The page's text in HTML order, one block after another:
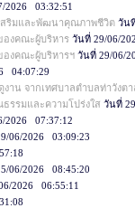
2026 03:32:51
สริมและพัฒนาคุณภาพชีวิต วัน
องคณะผู้บริหาร วันที่ 29/06/
องคณะผู้บริหารฯ วันที่ 29/06/
04:07:29
น จากเทศบาลตำบลท่าวังตา
รรมและความโปร่งใส วันที่
2026 07:37:12
06/2026 03:09:23
06/2026 08:45:20
2026 06:55:11